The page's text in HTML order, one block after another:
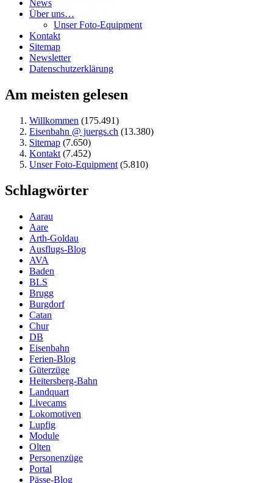
News
Über uns…
Unser Foto-Equipment
Kontakt
Sitemap
Newsletter
Datenschutzerklärung
Am meisten gelesen
Willkommen (175.491)
Eisenbahn @ juergs.ch (13.380)
Sitemap (7.650)
Kontakt (7.452)
Unser Foto-Equipment (5.810)
Schlagwörter
Aarau
Aare
Arth-Goldau
Ausflugs-Blog
AVA
Baden
BLS
Brugg
Burgdorf
Catan
Chur
DB
Eisenbahn
Ferien-Blog
Güterzüge
Heitersberg-Bahn
Landquart
Livecams
Lokomotiven
Lupfig
Module
Olten
Personenzüge
Portal
Pässe-Blog